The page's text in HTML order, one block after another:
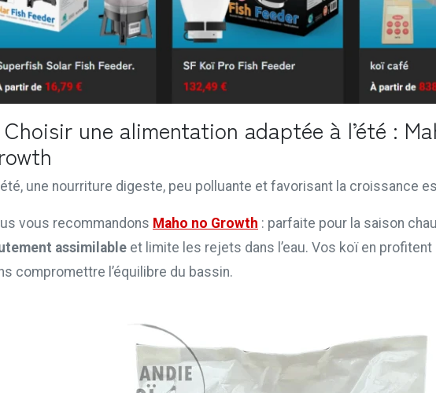
Choisir une alimentation adaptée à l’été :
été, une nourriture digeste, peu polluante et favorisant la croissance
vous recommandons Maho no Growth : parfaite pour la saison
assimilable et limite les rejets dans l’eau. Vos koï en profitent
compromettre l’équilibre du bassin.